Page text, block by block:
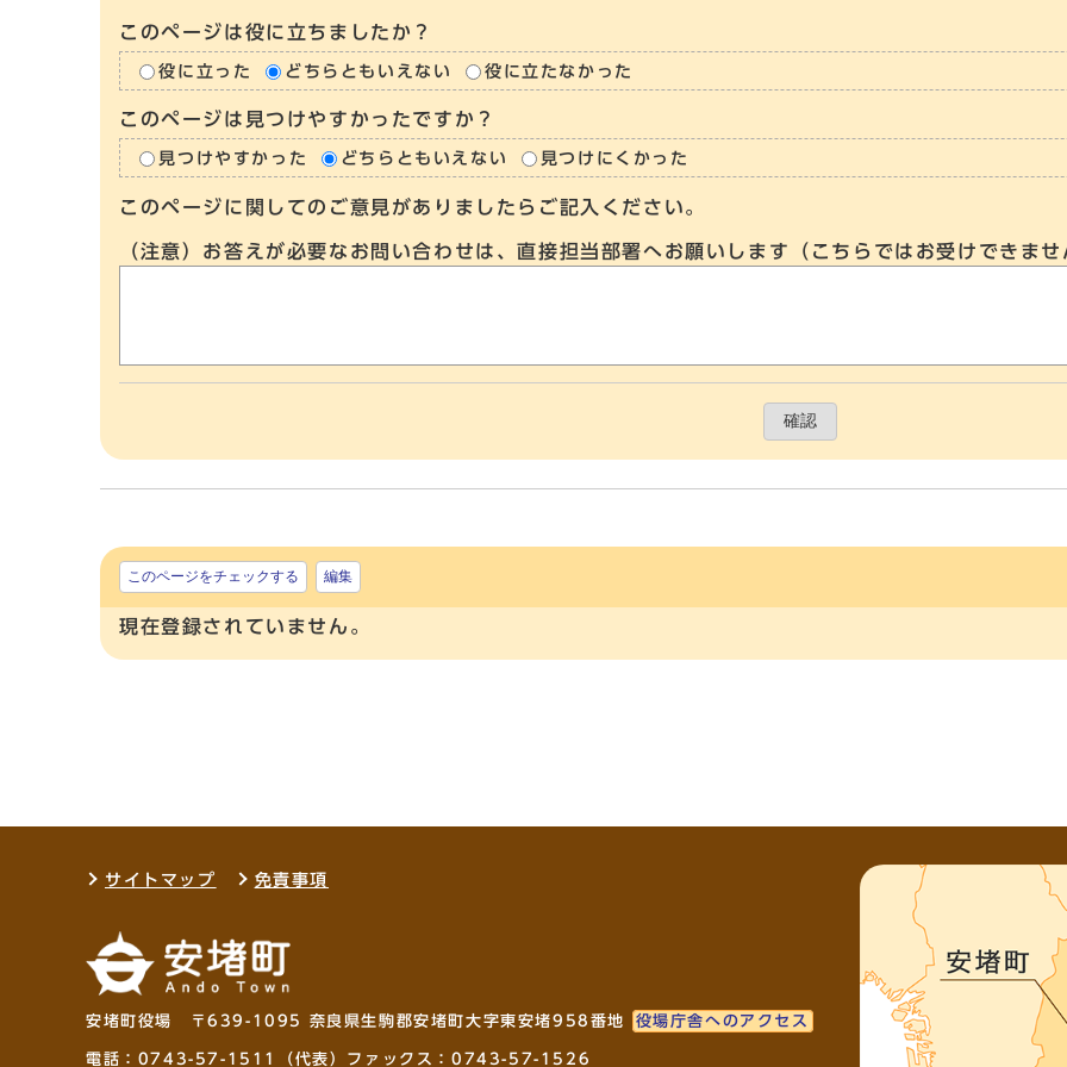
このページは役に立ちましたか？
役に立った どちらともいえない 役に立たなかった
このページは見つけやすかったですか？
見つけやすかった どちらともいえない 見つけにくかった
このページに関してのご意見がありましたらご記入ください。
（注意）お答えが必要なお問い合わせは、直接担当部署へお願いします（こちらではお受けできま
確認
このページをチェックする 編集
現在登録されていません。
サイトマップ 免責事項
安堵町役場 〒639-1095 奈良県生駒郡安堵町大字東安堵958番地 役場庁舎へのアクセス
電話： 0743-57-1511 （代表）ファックス：0743-57-1526